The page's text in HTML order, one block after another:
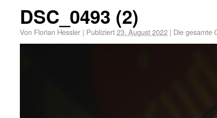
DSC_0493 (2)
Von Florian Hessler | Publiziert23. August 2022 | Die gesamte